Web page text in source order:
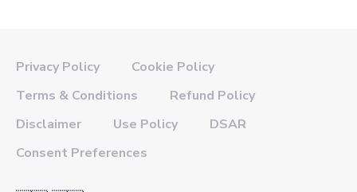
Privacy Policy
Cookie Policy
Terms & Conditions
Refund Policy
Disclaimer
Use Policy
DSAR
Consent Preferences